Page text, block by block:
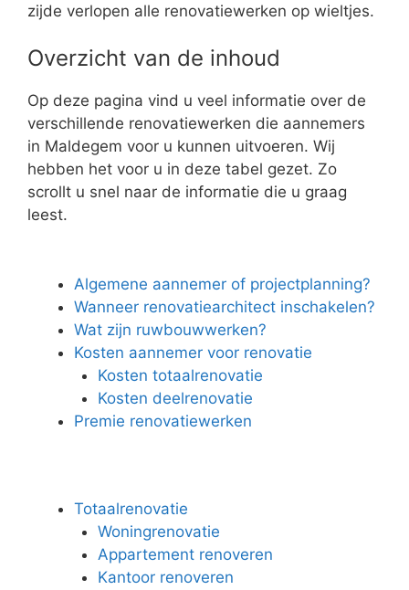
zijde verlopen alle renovatiewerken op wieltjes.
Overzicht van de inhoud
Op deze pagina vind u veel informatie over de
verschillende renovatiewerken die aannemers
in Maldegem voor u kunnen uitvoeren. Wij
hebben het voor u in deze tabel gezet. Zo
scrollt u snel naar de informatie die u graag
leest.
Algemene aannemer of projectplanning?
Wanneer renovatiearchitect inschakelen?
Wat zijn ruwbouwwerken?
Kosten aannemer voor renovatie
Kosten totaalrenovatie
Kosten deelrenovatie
Premie renovatiewerken
Totaalrenovatie
Woningrenovatie
Appartement renoveren
Kantoor renoveren